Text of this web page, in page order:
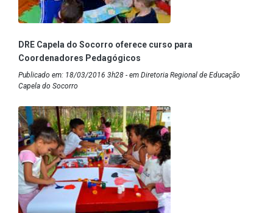
DRE Capela do Socorro oferece curso para
Coordenadores Pedagógicos
Publicado em: 18/03/2016 3h28 - em Diretoria Regional de Educação
Capela do Socorro